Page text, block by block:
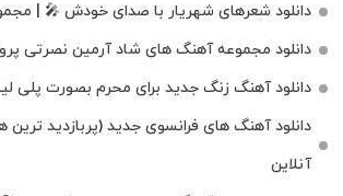
دانلود شعرهای شهریار با صدای خودش 🎤 |
دانلود مجموعه آهنگ های شاد آرمین نصرتی
دانلود آهنگ زنگ جدید برای محرم بصورت پلی
دانلود آهنگ های فرانسوی جدید (پربازدید
آنلاین